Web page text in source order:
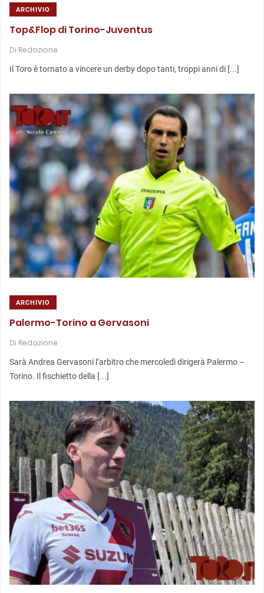
ARCHIVIO
Top&Flop di Torino-Juventus
Di Redazione
Il Toro è tornato a vincere un derby dopo tanti, troppi anni di [...]
ARCHIVIO
Palermo-Torino a Gervasoni
Di Redazione
Sarà Andrea Gervasoni l’arbitro che mercoledì dirigerà Palermo –
Torino. Il fischietto della [...]